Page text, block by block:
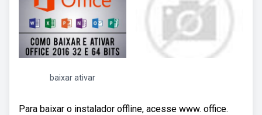
baixar ativar
Para baixar o instalador offline, acesse www. office.